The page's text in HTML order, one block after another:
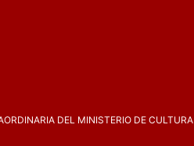
DEL MINISTERIO DE CULTURA